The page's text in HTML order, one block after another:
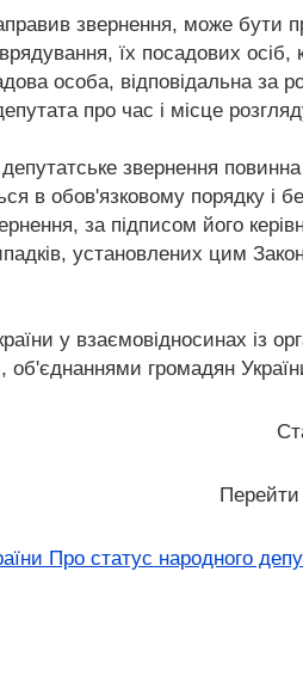
звернення, може бути
їх посадових осіб,
особа, відповідальна за
про час і місце
звернення
в обов'язковому порядку
за підписом його
установлених цим
у взаємовідносинах із
об'єднаннями громадян
Перейти
Про статус народного